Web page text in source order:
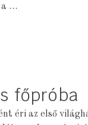
a …
főpróba
éri az első